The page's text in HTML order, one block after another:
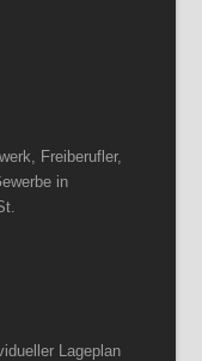
Freiberufler,
in
Lageplan